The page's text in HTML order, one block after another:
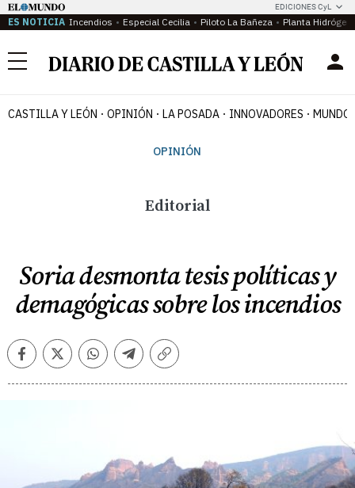
EDICIONES CyL
ES NOTICIA Incendios Especial Cecilia Piloto La Bañeza Planta
Menú
CASTILLA Y LEÓN OPINIÓN LA POSADA INNOVADORES MUNDO
OPINIÓN
Editorial
Soria desmonta tesis políticas y
demagógicas sobre los incendios
FacebookTwitterWhatsappTelegramCopiar